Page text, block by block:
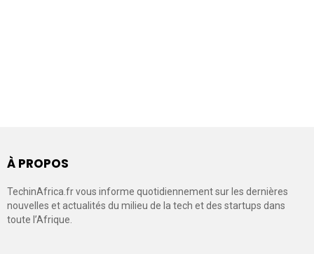
À PROPOS
TechinAfrica.fr vous informe quotidiennement sur les dernières
nouvelles et actualités du milieu de la tech et des startups dans
toute l’Afrique.